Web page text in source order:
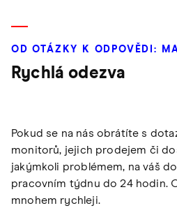
OD OTÁZKY K ODPOVĚDI:
Rychlá odezva
Pokud se na nás obrátíte s
monitorů, jejich prodejem či
jakýmkoli problémem, na váš
pracovním týdnu do 24 hodin.
mnohem rychleji.